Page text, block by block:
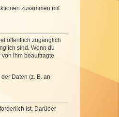
zusammen mit
öffentlich zugänglich
sind. Wenn du
ihm beauftragte
Daten (z. B. an
ist. Darüber